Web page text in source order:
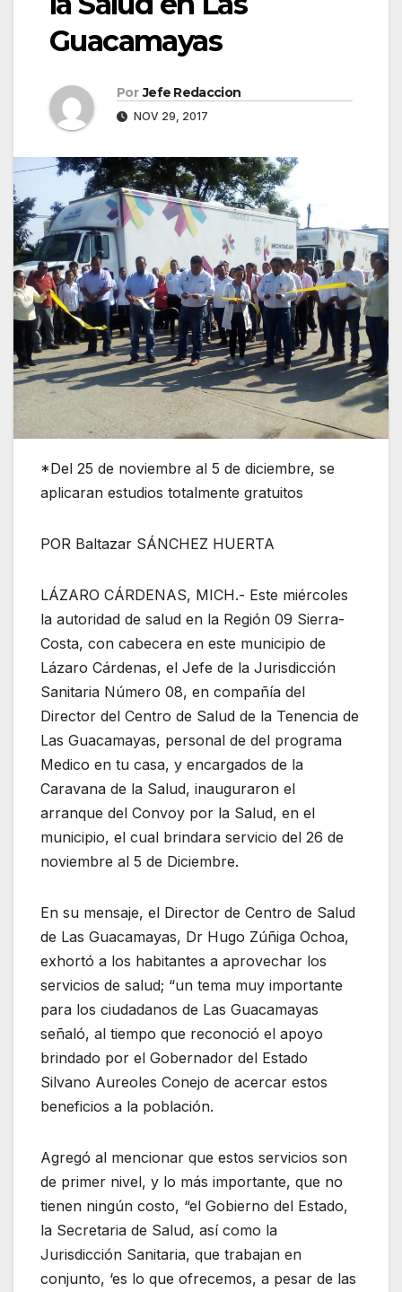
Guacamayas
Por Jefe Redaccion
NOV 29, 2017
*Del 25 de noviembre al 5 de diciembre, se
aplicaran estudios totalmente gratuitos
POR Baltazar SÁNCHEZ HUERTA
LÁZARO CÁRDENAS, MICH.- Este miércoles
la autoridad de salud en la Región 09 Sierra-
Costa, con cabecera en este municipio de
Lázaro Cárdenas, el Jefe de la Jurisdicción
Sanitaria Número 08, en compañía del
Director del Centro de Salud de la Tenencia de
Las Guacamayas, personal de del programa
Medico en tu casa, y encargados de la
Caravana de la Salud, inauguraron el
arranque del Convoy por la Salud, en el
municipio, el cual brindara servicio del 26 de
noviembre al 5 de Diciembre.
En su mensaje, el Director de Centro de Salud
de Las Guacamayas, Dr Hugo Zúñiga Ochoa,
exhortó a los habitantes a aprovechar los
servicios de salud; “un tema muy importante
para los ciudadanos de Las Guacamayas
señaló, al tiempo que reconoció el apoyo
brindado por el Gobernador del Estado
Silvano Aureoles Conejo de acercar estos
beneficios a la población.
Agregó al mencionar que estos servicios son
de primer nivel, y lo más importante, que no
tienen ningún costo, “el Gobierno del Estado,
la Secretaria de Salud, así como la
Jurisdicción Sanitaria, que trabajan en
conjunto, ‘es lo que ofrecemos, a pesar de las